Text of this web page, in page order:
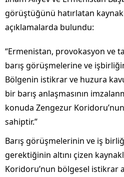
görüştüğünü hatırlatan
açıklamalarda bulundu:
“Ermenistan, provokasyon ve
barış görüşmelerine ve
Bölgenin istikrar ve huzura
bir barış anlaşmasının
konuda Zengezur
sahiptir.”
Barış görüşmelerinin ve iş
gerektiğinin altını çizen
Koridoru’nun bölgesel istikrar